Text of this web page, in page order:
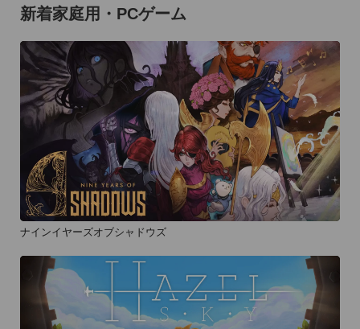
新着家庭用・PCゲーム
ナインイヤーズオブシャドウズ